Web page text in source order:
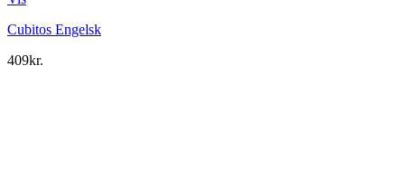
Cubitos Engelsk
409kr.